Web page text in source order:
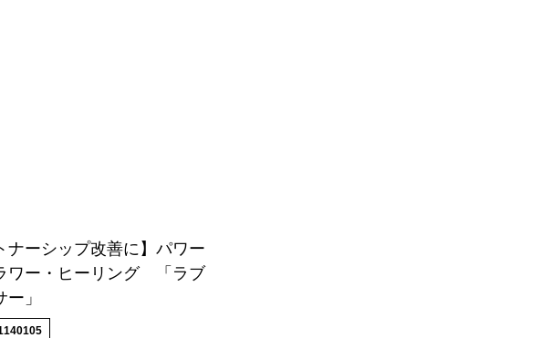
ナーシップ改善に】パワー
ワー・ヒーリング 「ラブ
」